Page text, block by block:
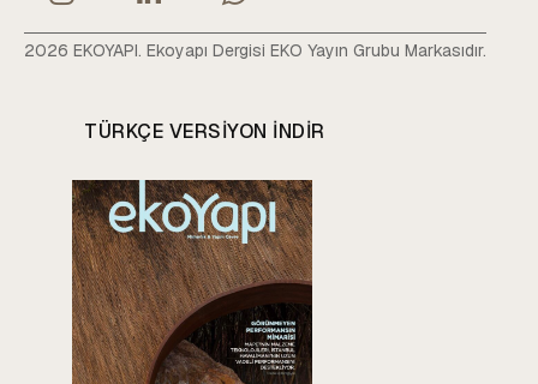
2026 EKOYAPI. Ekoyapı Dergisi EKO Yayın Grubu Markasıdır.
TÜRKÇE VERSIYON INDIR